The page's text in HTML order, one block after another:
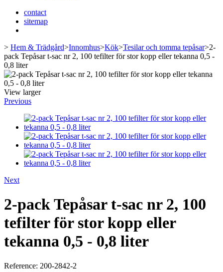
contact
sitemap
> Hem & Trädgård>Innomhus>Kök>Tesilar och tomma tepåsar>2-
pack Tepåsar t-sac nr 2, 100 tefilter för stor kopp eller tekanna 0,5 -
0,8 liter
View larger
Previous
Next
2-pack Tepåsar t-sac nr 2, 100
tefilter för stor kopp eller
tekanna 0,5 - 0,8 liter
Reference: 200-2842-2